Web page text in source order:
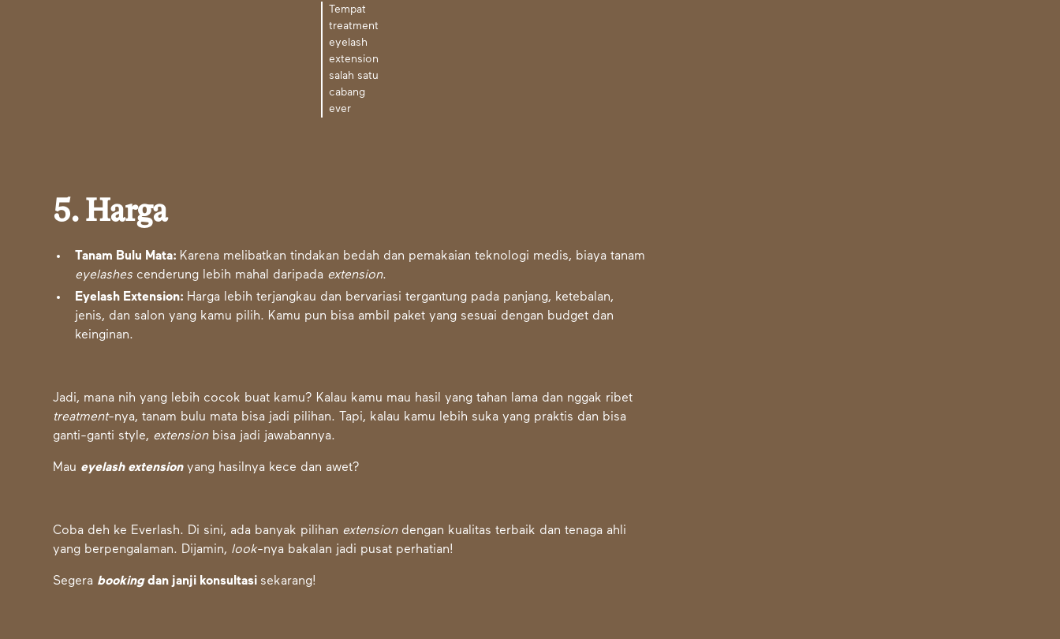
Tempat
treatment
eyelash
extension
salah satu
cabang
ever
5. Harga
Tanam Bulu Mata: Karena melibatkan tindakan bedah dan pemakaian teknologi medis, biaya tanam
eyelashes cenderung lebih mahal daripada extension.
Eyelash Extension: Harga lebih terjangkau dan bervariasi tergantung pada panjang, ketebalan,
jenis, dan salon yang kamu pilih. Kamu pun bisa ambil paket yang sesuai dengan budget dan
keinginan.
Jadi, mana nih yang lebih cocok buat kamu? Kalau kamu mau hasil yang tahan lama dan nggak ribet
treatment-nya, tanam bulu mata bisa jadi pilihan. Tapi, kalau kamu lebih suka yang praktis dan bisa
ganti-ganti style, extensionbisa jadi jawabannya.
Mau eyelash extensionyang hasilnya kece dan awet?
Coba deh ke Everlash. Di sini, ada banyak pilihan extensiondengan kualitas terbaik dan tenaga ahli
yang berpengalaman. Dijamin, look-nya bakalan jadi pusat perhatian!
Segera bookingdan janji konsultasi sekarang!